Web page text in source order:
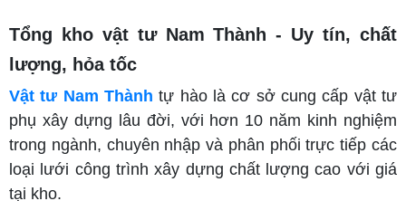
Tổng kho vật tư Nam Thành - Uy tín, chất
lượng, hỏa tốc
Vật tư Nam Thành tự hào là cơ sở cung cấp vật tư
phụ xây dựng lâu đời, với hơn 10 năm kinh nghiệm
trong ngành, chuyên nhập và phân phối trực tiếp các
loại lưới công trình xây dựng chất lượng cao với giá
tại kho.